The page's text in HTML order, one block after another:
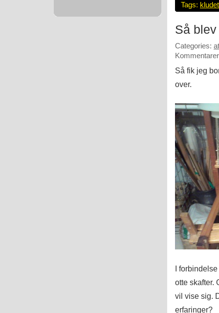
Tags:
Så
Categories:
Så fik jeg
over.
I
otte skafter.
vil vise sig.
erfaringer?